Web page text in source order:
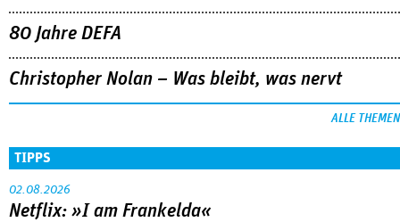
80 Jahre DEFA
Christopher Nolan – Was bleibt, was nervt
ALLE THEMEN
TIPPS
02.08.2026
Netflix: »I am Frankelda«